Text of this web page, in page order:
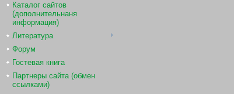
Каталог сайтов
(дополнительнаня
информация)
Литература
Форум
Гостевая книга
Партнеры сайта (обмен
ссылками)